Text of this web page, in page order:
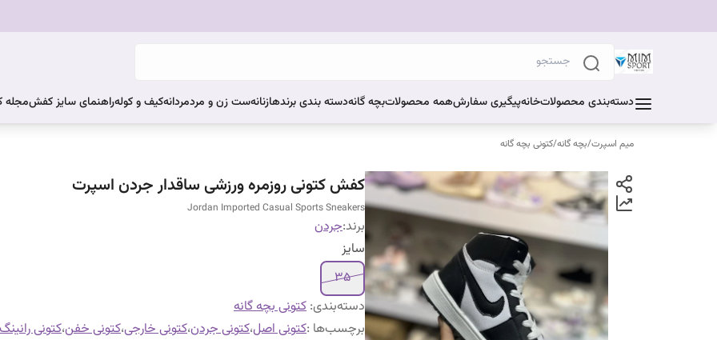
دسته‌بندی محصولاتخانهپیگیری سفارشهمه محصولاتبچه گانهدسته بندی برندهازنانهست زن و مردمردانهکیف و کولهراهنمای سایز کفش
میم اسپرت/بچه گانه/کتونی بچه گانه
کفش کتونی روزمره ورزشی ساقدار جردن اسپرت
Jordan Imported Casual Sports Sneakers
برند:جردن
سایز
۳۵
دسته‌بندی: کتونی بچه گانه
برچسب‌ها :کتونی اصل،کتونی جردن،کتونی خارجی،کتونی خفن،کتونی رانینگ